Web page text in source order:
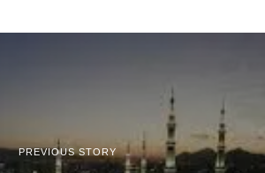
PREVIOUS STORY